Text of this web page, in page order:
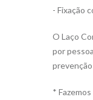
- Fixação
O Laço
por
*